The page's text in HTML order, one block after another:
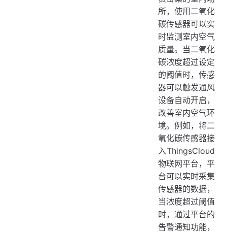
所，使用二氧化
碳传感器可以实
时监测室内空气
质量。当二氧化
碳浓度超过设定
的阈值时，传感
器可以触发通风
设备自动开启，
改善室内空气环
境。例如，将二
氧化碳传感器接
入ThingsCloud
物联网平台，平
台可以实时采集
传感器的数据，
当浓度超过阈值
时，通过平台的
告警通知功能，